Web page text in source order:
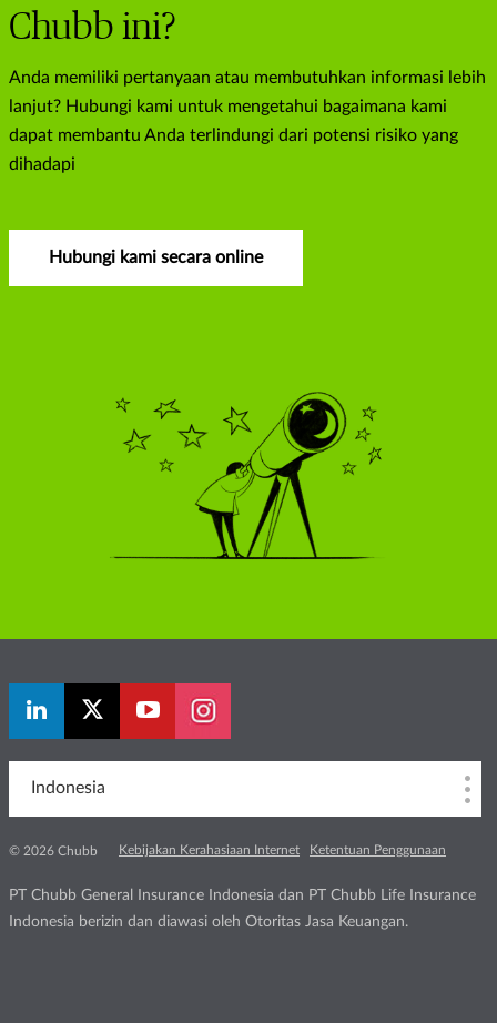
Chubb ini?
Anda memiliki pertanyaan atau membutuhkan informasi lebih
lanjut? Hubungi kami untuk mengetahui bagaimana kami
dapat membantu Anda terlindungi dari potensi risiko yang
dihadapi
Hubungi kami secara online
Indonesia
© 2026 Chubb Kebijakan Kerahasiaan Internet Ketentuan Penggunaan
PT Chubb General Insurance Indonesia dan PT Chubb Life Insurance
Indonesia berizin dan diawasi oleh Otoritas Jasa Keuangan.